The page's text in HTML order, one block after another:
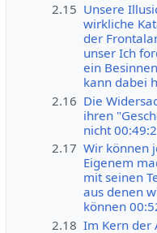
2.15 Unsere
wirkliche
der
unser Ich
ein
kann dabei
2.16 Die
ihren
nicht
2.17 Wir können
Eigenem
mit seinen
aus denen
können
2.18 Im Kern der